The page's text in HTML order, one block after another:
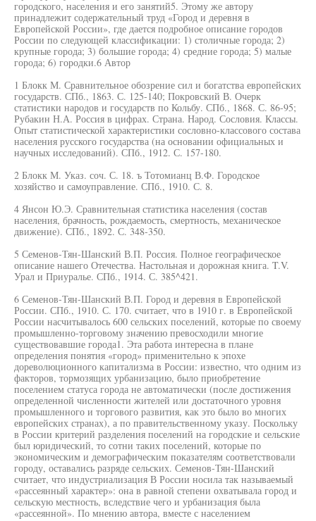
городского, населения и его занятий5. Этому же автору
принадлежит содержательный труд «Город и деревня в
Европейской России», где дается подробное описание городов
России по следующей классификации: 1) столичные города; 2)
крупные города; 3) большие города; 4) средние города; 5) малые
города; 6) городки.6 Автор
1 Блокк М. Сравнительное обозрение сил и богатства европейских
государств. СПб., 1863. С. 125-140; Покровский В. Очерк
статистики народов и государств по Кольбу. СПб., 1868. С. 86-95;
Рубакин Н.А. Россия в цифрах. Страна. Народ. Сословия. Классы.
Опыт статистической характеристики сословно-классового состава
населения русского государства (на основании официальных и
научных исследований). СПб., 1912. С. 157-180.
2 Блокк М. Указ. соч. С. 18. ъ Тотомианц В.Ф. Городское
хозяйство и самоуправление. СПб., 1910. С. 8.
4 Янсон Ю.Э. Сравнительная статистика населения (состав
населения, брачность, рождаемость, смертность, механическое
движение). СПб., 1892. С. 348-350.
5 Семенов-Тян-Шанский В.П. Россия. Полное географическое
описание нашего Отечества. Настольная и дорожная книга. T.V.
Урал и Приуралье. СПб., 1914. С. 385^421.
6 Семенов-Тян-Шанский В.П. Город и деревня в Европейской
России. СПб., 1910. С. 170. считает, что в 1910 г. в Европейской
России насчитывалось 600 сельских поселений, которые по своему
промышленно-торговому значению превосходили многие
существовавшие города1. Эта работа интересна в плане
определения понятия «город» применительно к эпохе
дореволюционного капитализма в России: известно, что одним из
факторов, тормозящих урбанизацию, было приобретение
поселением статуса города не автоматически (после достижения
определенной численности жителей или достаточного уровня
промышленного и торгового развития, как это было во многих
европейских странах), а по правительственному указу. Поскольку
в России критерий разделения поселений на городские и сельские
был юридический, то сотни таких поселений, которые по
экономическим и демографическим показателям соответствовали
городу, оставались разряде сельских. Семенов-Тян-Шанский
считает, что индустриализация В России носила так называемый
«рассеянный характер»: она в равной степени охватывала город и
сельскую местность, вследствие чего и урбанизация была
«рассеянной». По мнению автора, вместе с населением